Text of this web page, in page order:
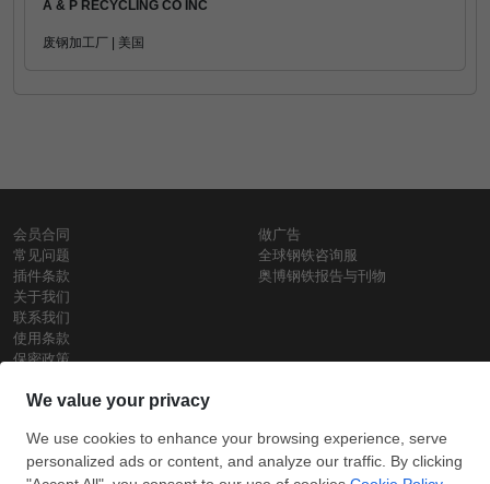
A & P RECYCLING CO INC
废钢加工厂 | 美国
会员合同
常见问题
插件条款
关于我们
联系我们
使用条款
保密政策
做广告
全球钢铁咨询服
奥博钢铁报告与刊物
铁价格
每日废钢价格
盘条价格
保留所有权利